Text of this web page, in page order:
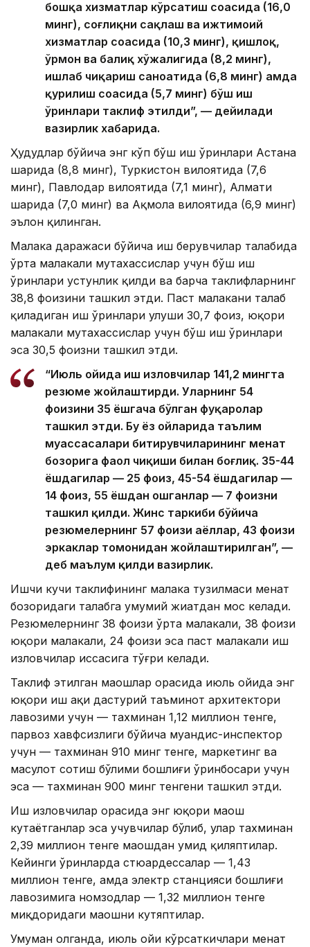
бошқа хизматлар кўрсатиш соҳасида (16,0
минг), соғлиқни сақлаш ва ижтимоий
хизматлар соҳасида (10,3 минг), қишлоқ,
ўрмон ва балиқ хўжалигида (8,2 минг),
ишлаб чиқариш саноатида (6,8 минг) ҳамда
қурилиш соҳасида (5,7 минг) бўш иш
ўринлари таклиф этилди”, — дейилади
вазирлик хабарида.
Ҳудудлар бўйича энг кўп бўш иш ўринлари Астана
шаҳрида (8,8 минг), Туркистон вилоятида (7,6
минг), Павлодар вилоятида (7,1 минг), Алмати
шаҳрида (7,0 минг) ва Ақмола вилоятида (6,9 минг)
эълон қилинган.
Малака даражаси бўйича иш берувчилар талабида
ўрта малакали мутахассислар учун бўш иш
ўринлари устунлик қилди ва барча таклифларнинг
38,8 фоизини ташкил этди. Паст малакани талаб
қиладиган иш ўринлари улуши 30,7 фоиз, юқори
малакали мутахассислар учун бўш иш ўринлари
эса 30,5 фоизни ташкил этди.
“Июль ойида иш изловчилар 141,2 мингта
резюме жойлаштирди. Уларнинг 54
фоизини 35 ёшгача бўлган фуқаролар
ташкил этди. Бу ёз ойларида таълим
муассасалари битирувчиларининг меҳнат
бозорига фаол чиқиши билан боғлиқ. 35-44
ёшдагилар — 25 фоиз, 45-54 ёшдагилар —
14 фоиз, 55 ёшдан ошганлар — 7 фоизни
ташкил қилди. Жинс таркиби бўйича
резюмелернинг 57 фоизи аёллар, 43 фоизи
эркаклар томонидан жойлаштирилган”, —
деб маълум қилди вазирлик.
Ишчи кучи таклифининг малака тузилмаси меҳнат
бозоридаги талабга умумий жиҳатдан мос келади.
Резюмелернинг 38 фоизи ўрта малакали, 38 фоизи
юқори малакали, 24 фоизи эса паст малакали иш
изловчилар ҳиссасига тўғри келади.
Таклиф этилган маошлар орасида июль ойида энг
юқори иш ҳақи дастурий таъминот архитектори
лавозими учун — тахминан 1,12 миллион тенге,
парвоз хавфсизлиги бўйича муҳандис-инспектор
учун — тахминан 910 минг тенге, маркетинг ва
маҳсулот сотиш бўлими бошлиғи ўринбосари учун
эса — тахминан 900 минг тенгени ташкил этди.
Иш изловчилар орасида энг юқори маош
кутаётганлар эса учувчилар бўлиб, улар тахминан
2,39 миллион тенге маошдан умид қиляптилар.
Кейинги ўринларда стюардессалар — 1,43
миллион тенге, ҳамда электр станцияси бошлиғи
лавозимига номзодлар — 1,32 миллион тенге
миқдоридаги маошни кутяптилар.
Умуман олганда, июль ойи кўрсаткичлари меҳнат